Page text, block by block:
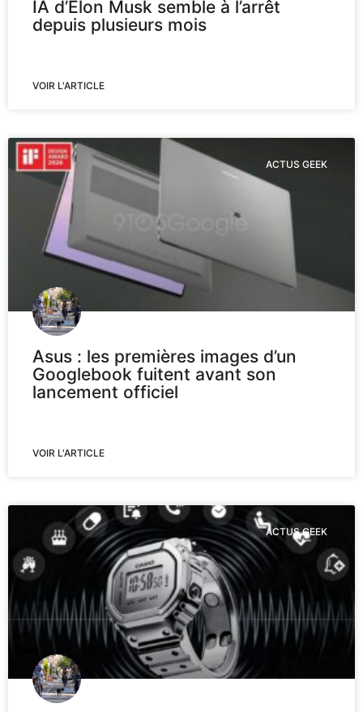
IA d’Elon Musk semble à l’arrêt
depuis plusieurs mois
VOIR L'ARTICLE
ACTUS GEEK
Asus : les premières images d’un
Googlebook fuitent avant son
lancement officiel
VOIR L'ARTICLE
ACTUS GEEK